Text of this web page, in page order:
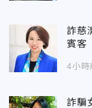
詐慈
賓客
4小時
詐騙